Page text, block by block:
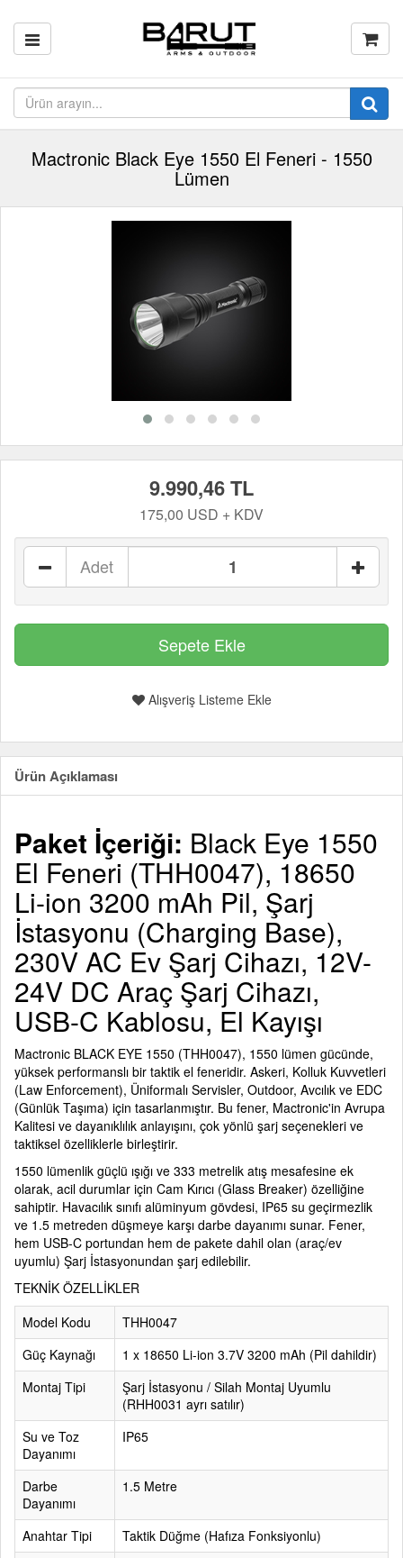
Mactronic Black Eye 1550 El Feneri - 1550
Lümen
9.990,46 TL
175,00 USD + KDV
Adet
Alışveriş Listeme Ekle
Ürün Açıklaması
Paket İçeriği: Black Eye 1550
El Feneri (THH0047), 18650
Li-ion 3200 mAh Pil, Şarj
İstasyonu (Charging Base),
230V AC Ev Şarj Cihazı, 12V-
24V DC Araç Şarj Cihazı,
USB-C Kablosu, El Kayışı
Mactronic BLACK EYE 1550 (THH0047), 1550 lümen gücünde,
yüksek performanslı bir taktik el feneridir. Askeri, Kolluk Kuvvetleri
(Law Enforcement), Üniformalı Servisler, Outdoor, Avcılık ve EDC
(Günlük Taşıma) için tasarlanmıştır. Bu fener, Mactronic'in Avrupa
Kalitesi ve dayanıklılık anlayışını, çok yönlü şarj seçenekleri ve
taktiksel özelliklerle birleştirir.
1550 lümenlik güçlü ışığı ve 333 metrelik atış mesafesine ek
olarak, acil durumlar için Cam Kırıcı (Glass Breaker) özelliğine
sahiptir. Havacılık sınıfı alüminyum gövdesi, IP65 su geçirmezlik
ve 1.5 metreden düşmeye karşı darbe dayanımı sunar. Fener,
hem USB-C portundan hem de pakete dahil olan (araç/ev
uyumlu) Şarj İstasyonundan şarj edilebilir.
TEKNİK ÖZELLİKLER
Model Kodu
THH0047
Güç Kaynağı
1 x 18650 Li-ion 3.7V 3200 mAh (Pil dahildir)
Montaj Tipi
Şarj İstasyonu / Silah Montaj Uyumlu
(RHH0031 ayrı satılır)
Su ve Toz
Dayanımı
IP65
Darbe
Dayanımı
1.5 Metre
Anahtar Tipi
Taktik Düğme (Hafıza Fonksiyonlu)